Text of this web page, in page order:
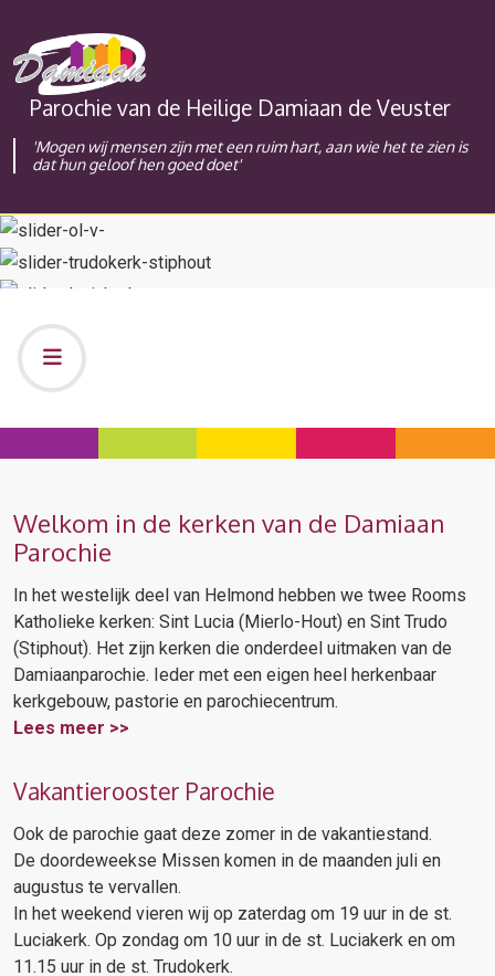
Parochie van de Heilige Damiaan de Veuster
'Mogen wij mensen zijn met een ruim hart, aan wie het te zien is
dat hun geloof hen goed doet'
Welkom in de kerken van de Damiaan
Parochie
In het westelijk deel van Helmond hebben we twee Rooms
Katholieke kerken: Sint Lucia (Mierlo-Hout) en Sint Trudo
(Stiphout). Het zijn kerken die onderdeel uitmaken van de
Damiaanparochie. Ieder met een eigen heel herkenbaar
kerkgebouw, pastorie en parochiecentrum.
Lees meer >>
Vakantierooster Parochie
Ook de parochie gaat deze zomer in de vakantiestand.
De doordeweekse Missen komen in de maanden juli en
augustus te vervallen.
In het weekend vieren wij op zaterdag om 19 uur in de st.
Luciakerk. Op zondag om 10 uur in de st. Luciakerk en om
11.15 uur in de st. Trudokerk.